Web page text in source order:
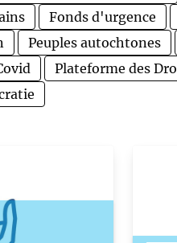
Fonds d'urgence
Peuples autochtones
Plateforme des